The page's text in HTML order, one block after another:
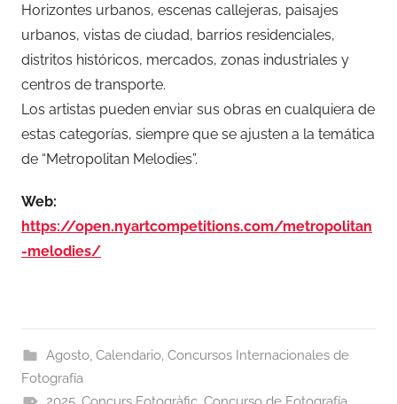
Horizontes urbanos, escenas callejeras, paisajes
urbanos, vistas de ciudad, barrios residenciales,
distritos históricos, mercados, zonas industriales y
centros de transporte.
Los artistas pueden enviar sus obras en cualquiera de
estas categorías, siempre que se ajusten a la temática
de “Metropolitan Melodies”.
Web:
https://open.nyartcompetitions.com/metropolitan
-melodies/
Agosto, Calendario, Concursos Internacionales de
Fotografía